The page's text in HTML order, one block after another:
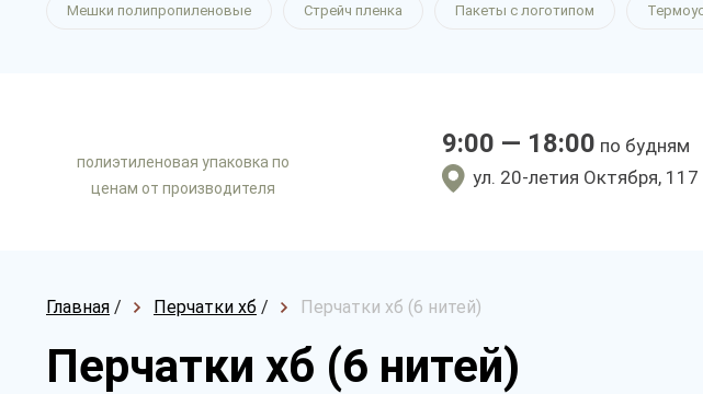
Мешки полипропиленовые Стрейч пленка Пакеты с логотипом
полиэтиленовая упаковка по
ценам от производителя
9:00 — 18:00 по будням
ул. 20-летия Октября, 117
Главная / Перчатки хб / Перчатки хб (6 нитей)
Перчатки хб (6 нитей)